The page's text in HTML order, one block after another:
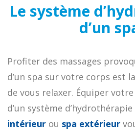
Le système
d’un
Profiter des massages
d’un spa sur votre corps est
de vous relaxer. Équiper
d’un système
intérieur ou spa extérieur